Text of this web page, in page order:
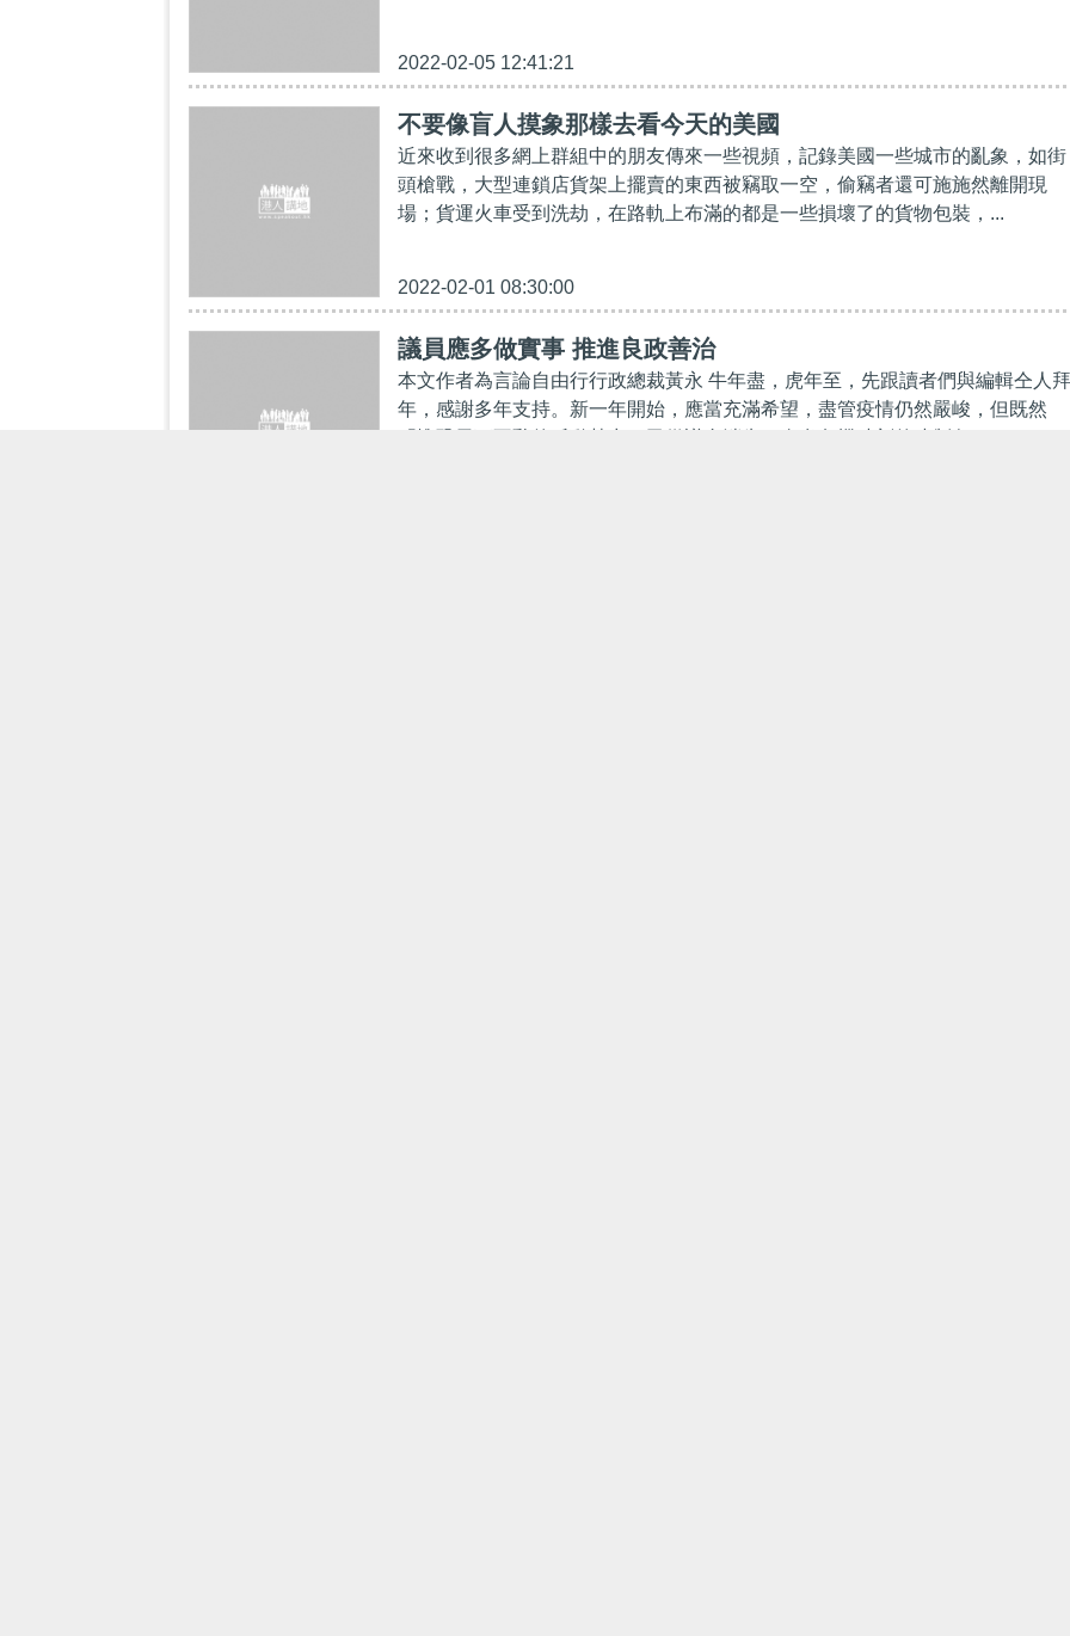
2022-02-05 12:41:21
不要像盲人摸象那樣去看今天的美國
近來收到很多網上群組中的朋友傳來一些視頻，記錄美國一些城市的亂象，如街
頭槍戰，大型連鎖店貨架上擺賣的東西被竊取一空，偷竊者還可施施然離開現
場；貨運火車受到洗劫，在路軌上布滿的都是一些損壞了的貨物包裝，...
2022-02-01 08:30:00
議員應多做實事 推進良政善治
本文作者為言論自由行行政總裁黃永 牛年盡，虎年至，先跟讀者們與編輯仝人拜
年，感謝多年支持。新一年開始，應當充滿希望，盡管疫情仍然嚴峻，但既然